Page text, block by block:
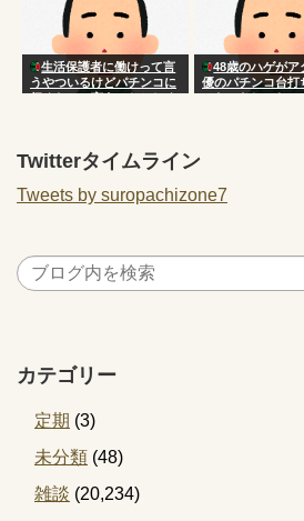
生活保護者に働けって言
うやついるけどパチンコに
行くなって言うのおかしく
48歳のハゲがア
優のパチンコ台打
ニヤニヤしてた
Twitterタイムライン
Tweets by suropachizone7
カテゴリー
定期 (3)
未分類 (48)
雑談 (20,234)